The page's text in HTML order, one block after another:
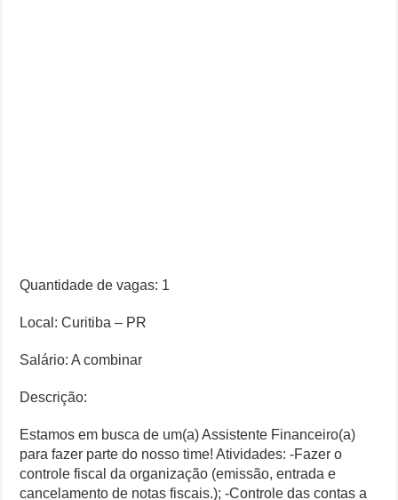
Quantidade de vagas: 1
Local: Curitiba – PR
Salário: A combinar
Descrição:
Estamos em busca de um(a) Assistente Financeiro(a)
para fazer parte do nosso time! Atividades: -Fazer o
controle fiscal da organização (emissão, entrada e
cancelamento de notas fiscais.); -Controle das contas a